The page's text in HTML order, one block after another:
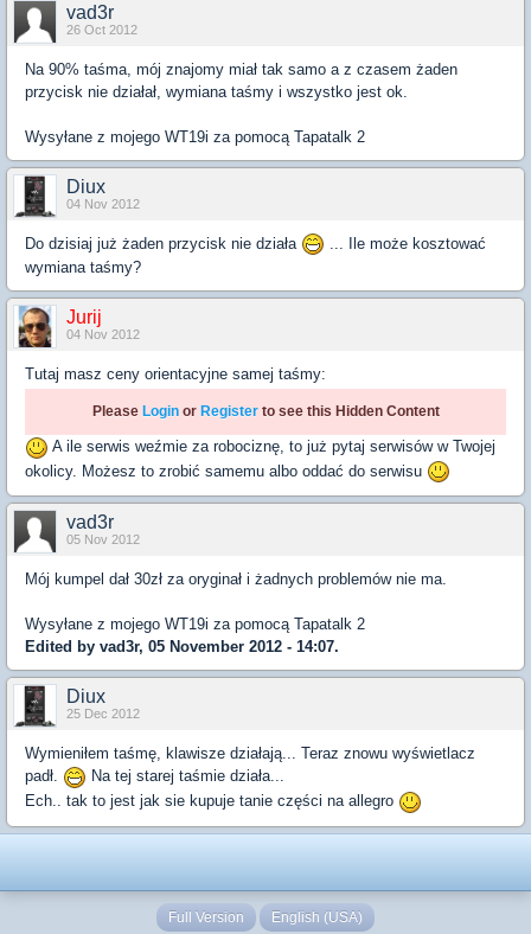
vad3r
26 Oct 2012
Na 90% taśma, mój znajomy miał tak samo a z czasem żaden
przycisk nie działał, wymiana taśmy i wszystko jest ok.
Wysyłane z mojego WT19i za pomocą Tapatalk 2
Diux
04 Nov 2012
Do dzisiaj już żaden przycisk nie działa
... Ile może kosztować
wymiana taśmy?
Jurij
04 Nov 2012
Tutaj masz ceny orientacyjne samej taśmy:
Please Loginor Registerto see this Hidden Content
A ile serwis weźmie za robociznę, to już pytaj serwisów w Twojej
okolicy. Możesz to zrobić samemu albo oddać do serwisu
vad3r
05 Nov 2012
Mój kumpel dał 30zł za oryginał i żadnych problemów nie ma.
Wysyłane z mojego WT19i za pomocą Tapatalk 2
Edited by vad3r, 05 November 2012 - 14:07.
Diux
25 Dec 2012
Wymieniłem taśmę, klawisze działają... Teraz znowu wyświetlacz
padł.
Na tej starej taśmie działa...
Ech.. tak to jest jak sie kupuje tanie części na allegro
Full Version English (USA)